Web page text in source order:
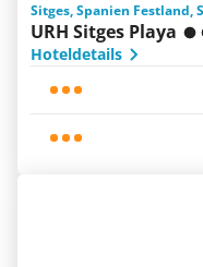
Sitges, Spanien Festland,
URH Sitges Playa
Hoteldetails